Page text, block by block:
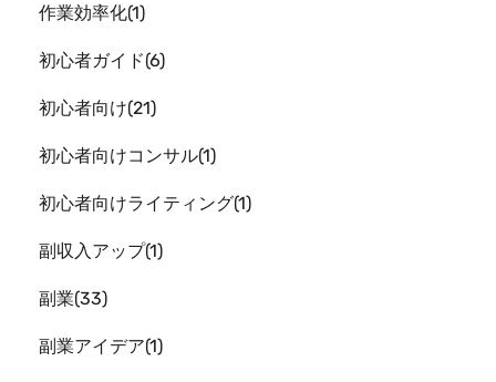
作業効率化 1
初心者ガイド 6
初心者向け 21
初心者向けコンサル 1
初心者向けライティング 1
副収入アップ 1
副業 33
副業アイデア 1